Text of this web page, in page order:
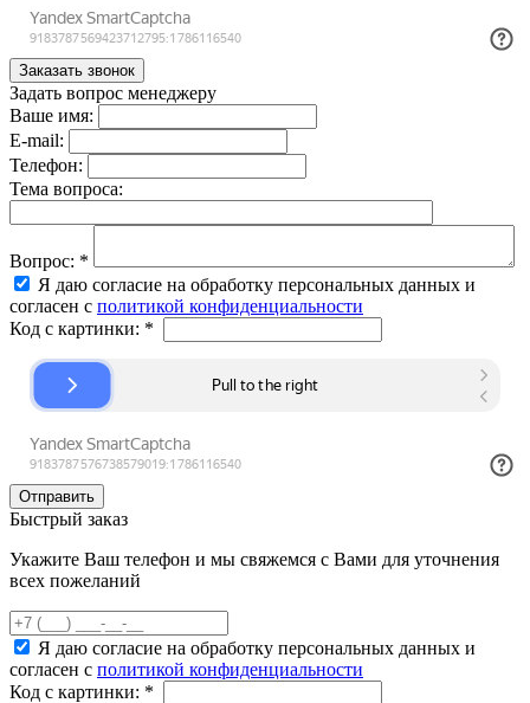
Задать вопрос менеджеру
Ваше имя:
E-mail:
Телефон:
Тема вопроса:
Вопрос: *
Я даю согласие на обработку персональных данных и
согласен с политикой конфиденциальности
Код с картинки: *
Быстрый заказ
Укажите Ваш телефон и мы свяжемся с Вами для уточнения
всех пожеланий
Я даю согласие на обработку персональных данных и
согласен с политикой конфиденциальности
Код с картинки: *